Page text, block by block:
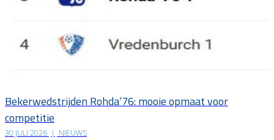
Bekerwedstrijden Rohda’76: mooie opmaat voor
competitie
30 JULI 2026 | NIEUWS